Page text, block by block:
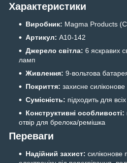
Характеристики
Виробник: Magma Products
Артикул: A10-142
Джерело світла: 6 яскравих
ламп
Живлення: 9-вольтова
Покриття: захисне силіконове
Сумісність: підходить для
Конструктивні особливості:
отвір для брелока/ремішка
Переваги
Надійний захист: силіконове